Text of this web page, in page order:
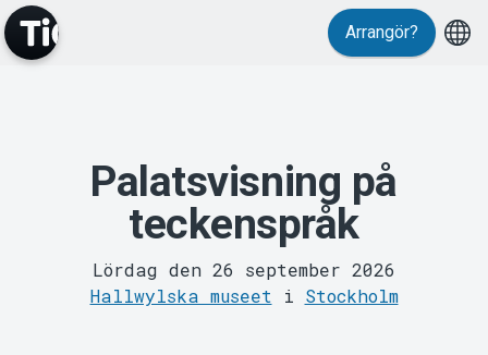
MyTickster
Arrangör?
Palatsvisning på
teckenspråk
Lördag den 26 september 2026
Hallwylska museet i Stockholm